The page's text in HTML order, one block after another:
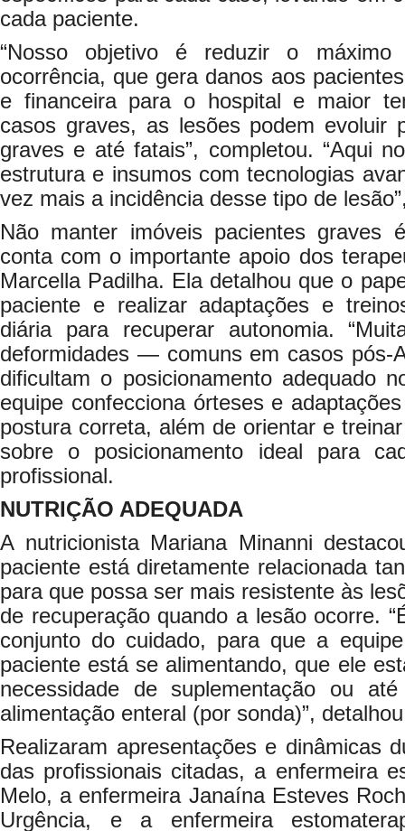
cada paciente.
“Nosso objetivo é reduzir o
ocorrência, que gera danos aos
e financeira para o hospital e maior
casos graves, as lesões podem evoluir
graves e até fatais”, completou. “Aqui
estrutura e insumos com tecnologias
vez mais a incidência desse tipo de
Não manter imóveis pacientes graves
conta com o importante apoio dos
Marcella Padilha. Ela detalhou que o
paciente e realizar adaptações e
diária para recuperar autonomia.
deformidades — comuns em casos
dificultam o posicionamento adequado
equipe confecciona órteses e
postura correta, além de orientar e
sobre o posicionamento ideal para
profissional.
NUTRIÇÃO ADEQUADA
A nutricionista Mariana Minanni
paciente está diretamente relacionada
para que possa ser mais resistente às
de recuperação quando a lesão ocorre.
conjunto do cuidado, para que a
paciente está se alimentando, que ele
necessidade de suplementação ou
alimentação enteral (por sonda)”,
Realizaram apresentações e dinâmicas
das profissionais citadas, a enfermeira
Melo, a enfermeira Janaína Esteves
Urgência, e a enfermeira